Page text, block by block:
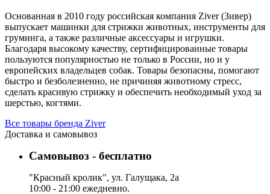
Основанная в 2010 году российская компания Ziver (Зивер)
выпускает машинки для стрижки животных, инструменты для
груминга, а также различные аксессуары и игрушки.
Благодаря высокому качеству, сертифицированные товары
пользуются популярностью не только в России, но и у
европейских владельцев собак. Товары безопасны, помогают
быстро и безболезненно, не причиняя животному стресс,
сделать красивую стрижку и обеспечить необходимый уход за
шерстью, когтями.
Все товары бренда Ziver
Доставка и самовывоз
Самовывоз - бесплатно
"Красный кролик", ул. Галущака, 2а
10:00 - 21:00 ежедневно.